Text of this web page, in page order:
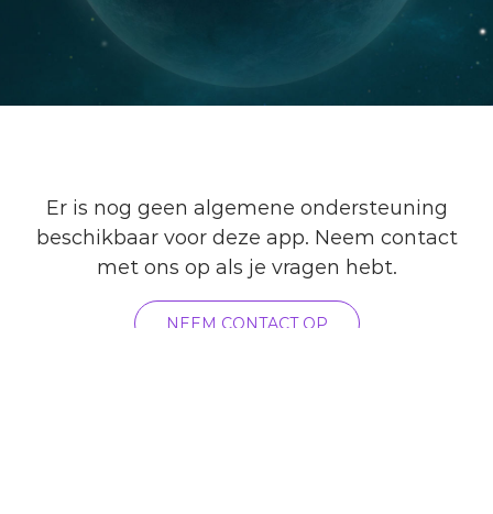
Er is nog geen algemene ondersteuning
beschikbaar voor deze app. Neem contact
met ons op als je vragen hebt.
NEEM CONTACT OP